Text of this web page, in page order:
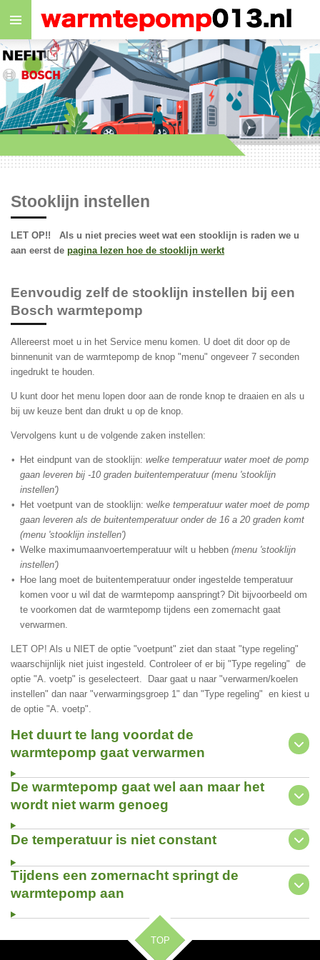
Ga
de
hoofdinhoud
Stooklijn instellen
LET OP!! Als u niet precies weet wat een stooklijn is raden we u
aan eerst de pagina lezen hoe de stooklijn werkt
Eenvoudig zelf de stooklijn instellen bij een
Bosch warmtepomp
Allereerst moet u in het Service menu komen. U doet dit door op de
binnenunit van de warmtepomp de knop "menu" ongeveer 7 seconden
ingedrukt te houden.
U kunt door het menu lopen door aan de ronde knop te draaien en als u
bij uw keuze bent dan drukt u op de knop.
Vervolgens kunt u de volgende zaken instellen:
Het eindpunt van de stooklijn: welke temperatuur water moet de pomp
gaan leveren bij -10 graden buitentemperatuur (menu 'stooklijn
instellen')
Het voetpunt van de stooklijn: welke temperatuur water moet de pomp
gaan leveren als de buitentemperatuur onder de 16 a 20 graden komt
(menu 'stooklijn instellen')
Welke maximumaanvoertemperatuur wilt u hebben (menu 'stooklijn
instellen')
Hoe lang moet de buitentemperatuur onder ingestelde temperatuur
komen voor u wil dat de warmtepomp aanspringt? Dit bijvoorbeeld om
te voorkomen dat de warmtepomp tijdens een zomernacht gaat
verwarmen.
LET OP! Als u NIET de optie "voetpunt" ziet dan staat "type regeling"
waarschijnlijk niet juist ingesteld. Controleer of er bij "Type regeling" de
optie "A. voetp" is geselecteert. Daar gaat u naar "verwarmen/koelen
instellen" dan naar "verwarmingsgroep 1" dan "Type regeling" en kiest u
de optie "A. voetp".
Het duurt te lang voordat de
warmtepomp gaat verwarmen
De warmtepomp gaat wel aan maar het
wordt niet warm genoeg
De temperatuur is niet constant
Tijdens een zomernacht springt de
warmtepomp aan
TOP